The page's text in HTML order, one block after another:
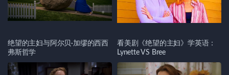
绝望的主妇与阿尔贝·加缪的西西
弗斯哲学
看美剧《绝望的主妇》学英语：
Lynette VS Bree